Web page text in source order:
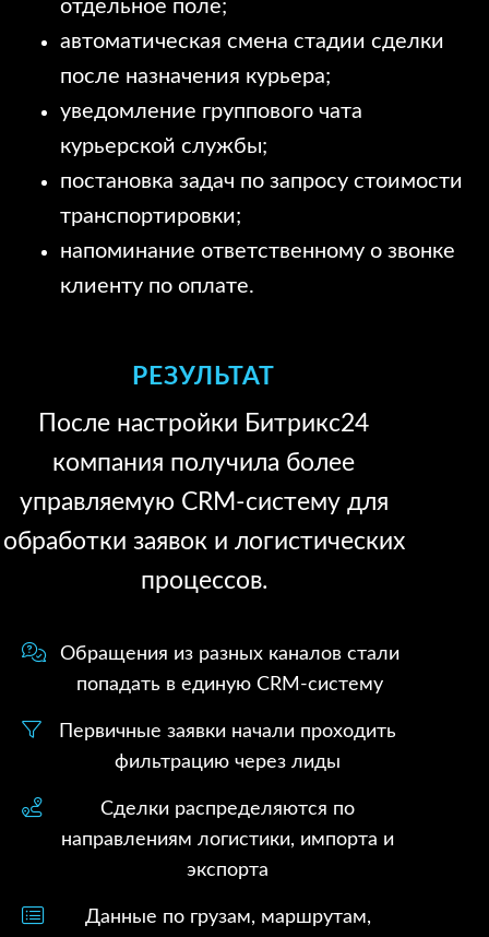
отдельное поле;
автоматическая смена стадии сделки
после назначения курьера;
уведомление группового чата
курьерской службы;
постановка задач по запросу стоимости
транспортировки;
напоминание ответственному о звонке
клиенту по оплате.
РЕЗУЛЬТАТ
После настройки Битрикс24
компания получила более
управляемую CRM-систему для
обработки заявок и логистических
процессов.
Обращения из разных каналов стали
попадать в единую CRM-систему
Первичные заявки начали проходить
фильтрацию через лиды
Сделки распределяются по
направлениям логистики, импорта и
экспорта
Данные по грузам, маршрутам,